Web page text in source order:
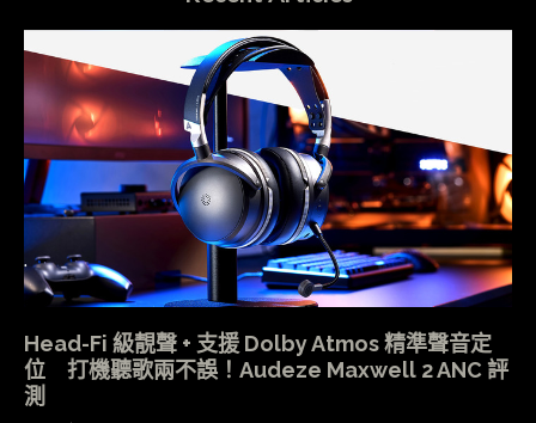
Head-Fi 級靚聲 + 支援 Dolby Atmos 精準聲音定
位 打機聽歌兩不誤！Audeze Maxwell 2 ANC 評
測